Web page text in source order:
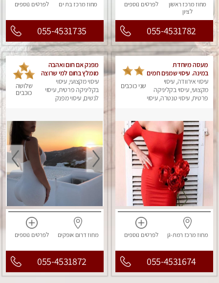
מחוז מרכזראשון
לציון
לפרטים נוספים
055-4531782
מחוז מרכזבת ים לפרטים נוספים
055-4531735
מעסה מיוחדת
במינה. עיסוי שמנים חמים
עיסוי אירוודה, עיסוי
מקצועי, עיסוי בקליניקה
פרטית, עיסוי טנטרה, עיסוי
שני כוכבים
מחוז מרכז רמת-גן לפרטים נוספים
055-4531674
מפנק אם חום ואהבה
מומלץ בחום למי שרוצה
להירגע- מומלץ לחלוטין!
פרטי!
עיסוי מקצועי, עיסוי
בקליניקה פרטית, עיסוי
לנשים, עיסוי מפנק
שלושה
כוכבים
מחוז דרום אופקים לפרטים נוספים
055-4531872